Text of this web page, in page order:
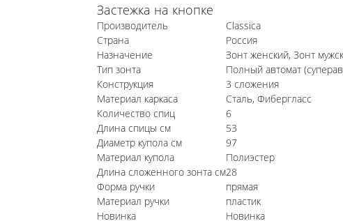
Застежка на кнопке
Производитель
Classica
Страна
Россия
Назначение
Зонт женский, Зонт
Тип зонта
Полный автомат
Конструкция
3 сложения
Материал каркаса
Сталь, Фибергласс
Количество спиц
6
Длина спицы см
53
Диаметр купола см
97
Материал купола
Полиэстер
Длина сложенного зонта см28
Форма ручки
прямая
Материал ручки
пластик
Новинка
Новинка